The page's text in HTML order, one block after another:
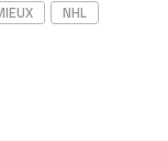
NHL